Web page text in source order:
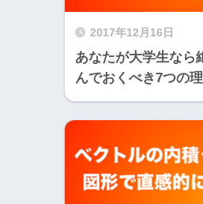
2017年12月16日
あなたが大学生なら
んでおくべき7つの